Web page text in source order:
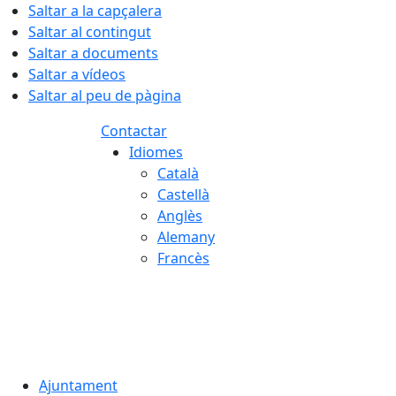
Saltar a la capçalera
Saltar al contingut
Saltar a documents
Saltar a vídeos
Saltar al peu de pàgina
Contactar
Idiomes
Català
Castellà
Anglès
Alemany
Francès
Ajuntament